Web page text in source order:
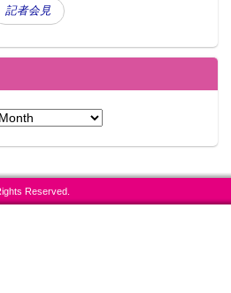
記者会見
Reserved.